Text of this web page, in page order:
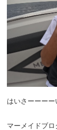
はいさーーー
マーメイドブ